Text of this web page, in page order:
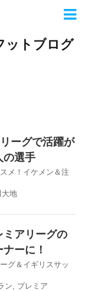
ットブログ
ーグで活躍が
の選手
メ！イケメン＆注
大地
ミアリーグの
ーに！
グ＆イギリスサッ
ン, プレミア